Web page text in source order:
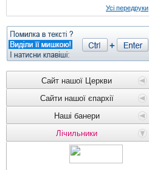
Усі передруки
Сайт нашої Церкви
Сайти нашої єпархії
Наші банери
Лічильники